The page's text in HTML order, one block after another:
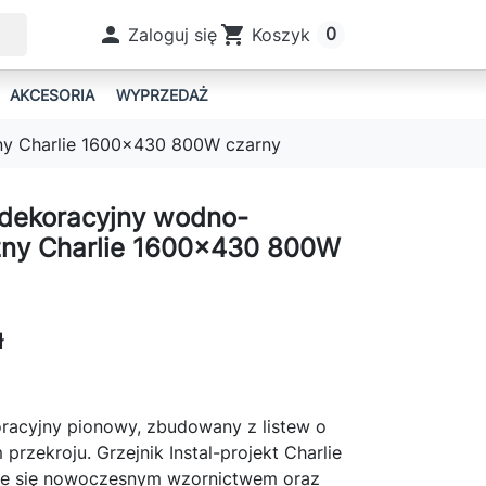
 Zaloguj się shopping_cart Koszyk 0
FLIP
EDDIE
TUBUS
GRZEJNIKI PŁASKIE BIAŁE
SCHLOSSER ELEGANT
AKCESORIA WYPRZEDAŻ
Charlie 1600x430 800W czarny
wodno-
Charlie 1600x430 800W
pionowy, zbudowany z listew o
przekroju. Grzejnik Instal-projekt Charlie
się nowoczesnym wzornictwem oraz